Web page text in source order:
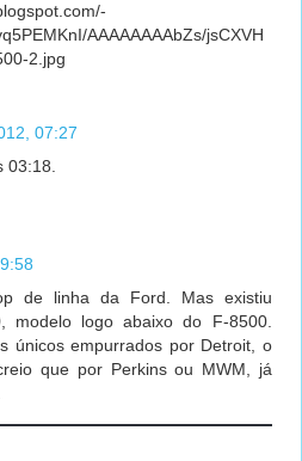
AAAAAAAAbZs/jsCXVH
2.jpg
07:27
03:18.
de linha da Ford. Mas existiu
modelo logo abaixo do F-8500.
únicos empurrados por Detroit, o
que por Perkins ou MWM, já